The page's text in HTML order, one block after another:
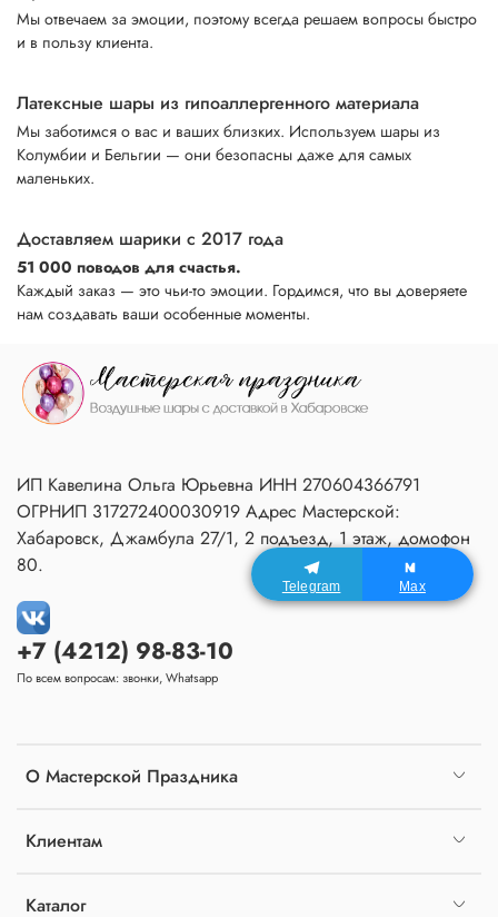
Мы отвечаем за эмоции, поэтому всегда решаем вопросы быстро
и в пользу клиента.
Латексные шары из гипоаллергенного материала
Мы заботимся о вас и ваших близких. Используем шары из
Колумбии и Бельгии — они безопасны даже для самых
маленьких.
Доставляем шарики с 2017 года
51 000 поводов для счастья.
Каждый заказ — это чьи-то эмоции. Гордимся, что вы доверяете
нам создавать ваши особенные моменты.
О Мастерской Праздника
Клиентам
Каталог
+7 (4212) 98-83-10
По всем вопросам: звонки, Whatsapp
ИП Кавелина Ольга Юрьевна ИНН 270604366791
ОГРНИП 317272400030919 Адрес Мастерской:
Хабаровск, Джамбула 27/1, 2 подъезд, 1 этаж, домофон
80.
Telegram Max